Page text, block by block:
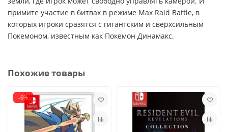
примите участие в битвах в режиме Max Raid Battle, в
которых игроки сразятся с гигантским и сверхсильным
Покемоном, известным как Покемон Динамакс.
Похожие товары
-6%